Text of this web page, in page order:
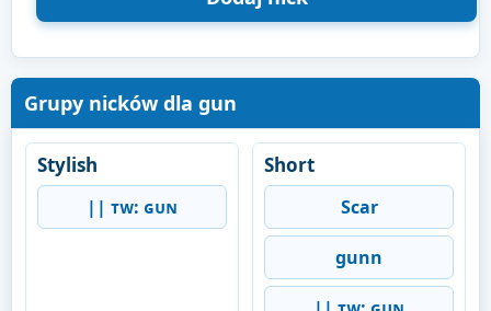
Grupy nicków dla gun
Stylish
|| ᴛᴡ: ɢᴜɴ
Short
Scar
gunn